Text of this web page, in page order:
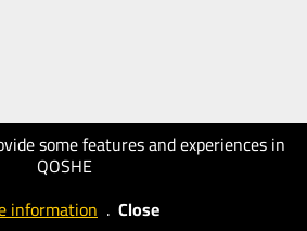
some features and experiences in
QOSHE
information . Close